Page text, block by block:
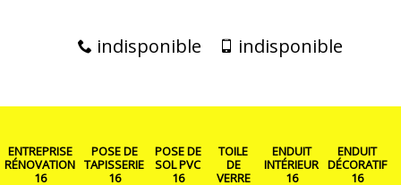
indisponible indisponible
ENTREPRISE
RÉNOVATION
16
POSE DE
TAPISSERIE
16
POSE DE
SOL PVC
16
TOILE
DE
VERRE
ENDUIT
INTÉRIEUR
16
ENDUIT
DÉCORATIF
16